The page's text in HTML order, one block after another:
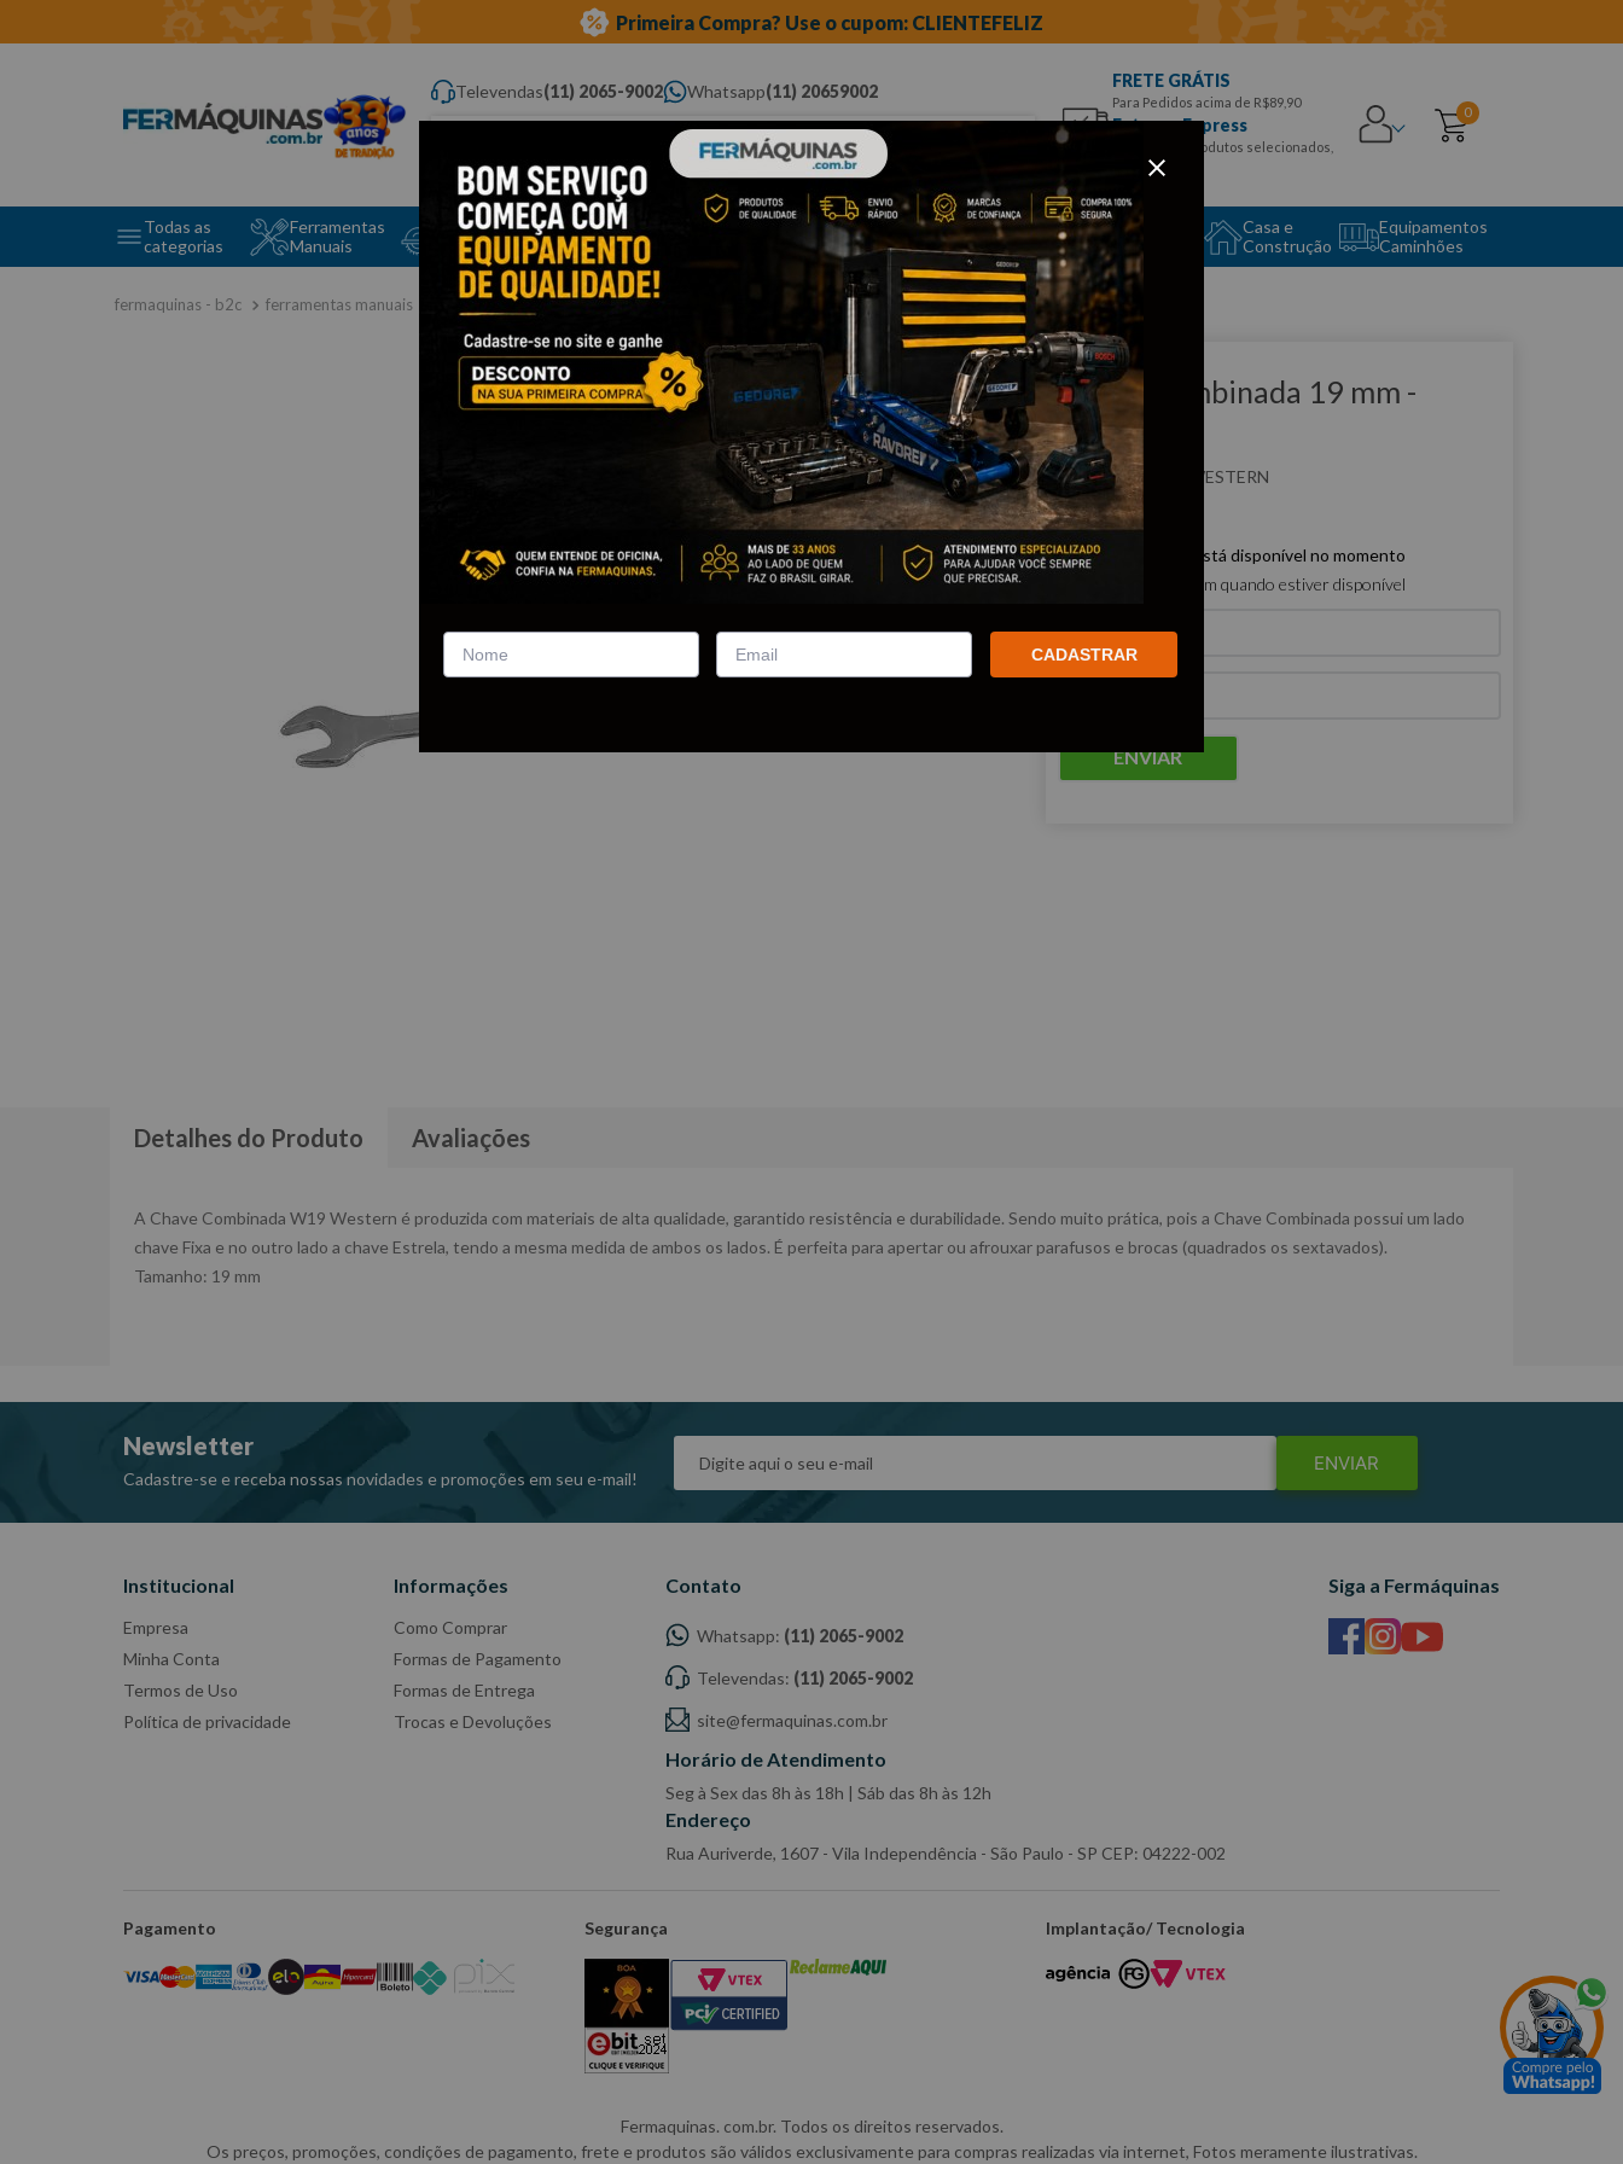
Primeira Compra? Use o cupom: CLIENTEFELIZ
Televendas(11) 2065-9002 Whatsapp(11) 20659002
Digite aqui o que você procura...
FRETE GRÁTIS
Para Pedidos acima de R$89,90
Entrega Express
para CEPS e produtos selecionados,
Aproveite!
0
Todas as
categorias
Ferramentas
Manuais
Ferramentas Elétricas
e Máquinas
Ferramentas
Ferramentas
Automotivas Especiais
Equipamento
Auto Center
Casa e
Construção
Equipamentos
Caminhões
ferramentas manuais chave combinada
Clique e veja!
Chave Combinada 19 mm -
WESTERN
:W19 WESTERN
Este produto não está disponível no momento
Quero que me avisem quando estiver disponível
ENVIAR
Detalhes do Produto Avaliações
A Chave Combinada W19 Western é produzida com materiais de alta qualidade, garantido resistência e durabilidade. Sendo muito prática, pois a Chave Combinada possui um lado
chave Fixa e no outro lado a chave Estrela, tendo a mesma medida de ambos os lados. É perfeita para apertar ou afrouxar parafusos e brocas (quadrados os sextavados).
Tamanho: 19 mm
Newsletter
Cadastre-se e receba nossas novidades e promoções em seu e-mail!
ENVIAR
Institucional
Empresa
Minha Conta
Termos de Uso
Política de privacidade
Informações
Como Comprar
Formas de Pagamento
Formas de Entrega
Trocas e Devoluções
Contato
Whatsapp: (11) 2065-9002
Televendas: (11) 2065-9002
site@fermaquinas.com.br
Horário de Atendimento
Seg à Sex das 8h às 18h | Sáb das 8h às 12h
Endereço
Rua Auriverde, 1607 - Vila Independência - São Paulo - SP CEP: 04222-002
Siga a Fermáquinas
Pagamento Segurança Implantação/ Tecnologia
Fermaquinas. com.br. Todos os direitos reservados.
Os preços, promoções, condições de pagamento, frete e produtos são válidos exclusivamente para compras realizadas via internet, Fotos meramente ilustrativas.
CADASTRAR